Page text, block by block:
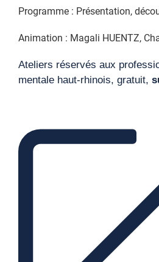
Programme : Présentation,
Animation : Magali HUENTZ,
Ateliers réservés aux
mentale haut-rhinois, gratuit,